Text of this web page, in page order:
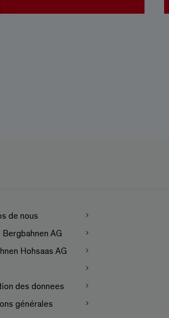
de nous
AG
Hohsaas AG
des donnees
générales